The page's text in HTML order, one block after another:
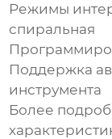
Режимы
спиральная
Поддержка
инструмента
Более